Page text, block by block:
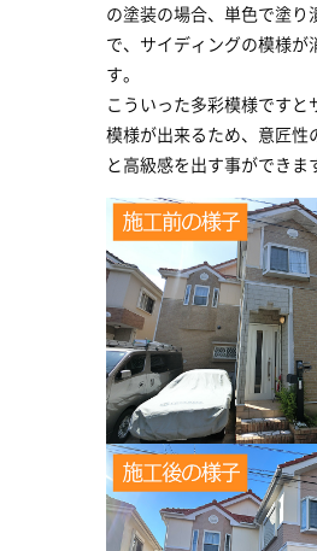
の塗装の場合、単色で塗り
で、サイディングの模様が
す。
こういった多彩模様ですと
模様が出来るため、意匠性
と高級感を出す事ができま